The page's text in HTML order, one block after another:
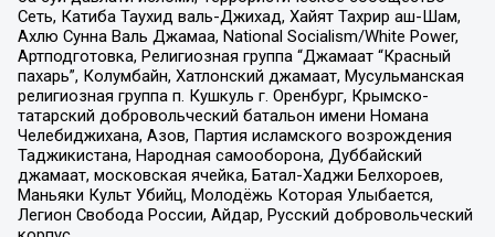
Сеть, Катиба Таухид валь-Джихад, Хайят Тахрир аш-Шам,
Ахлю Сунна Валь Джамаа, National Socialism/White Power,
Артподготовка, Религиозная группа “Джамаат “Красный
пахарь”, Колумбайн, Хатлонский джамаат, Мусульманская
религиозная группа п. Кушкуль г. Оренбург, Крымско-
татарский добровольческий батальон имени Номана
Челебиджихана, Азов, Партия исламского возрождения
Таджикистана, Народная самооборона, Дуббайский
джамаат, московская ячейка, Батал-Хаджи Белхороев,
Маньяки Культ Убийц, Молодёжь Которая Улыбается,
Легион Свобода России, Айдар, Русский добровольческий